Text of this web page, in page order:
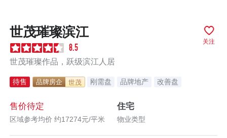
关注
世茂璀璨滨江
8.5
世茂璀璨作品，跃级滨江人居
待售 品牌房企 世茂 刚需盘 品牌地产 改善盘
售价待定
区域参考均价 约17274元/平米
住宅
物业类型